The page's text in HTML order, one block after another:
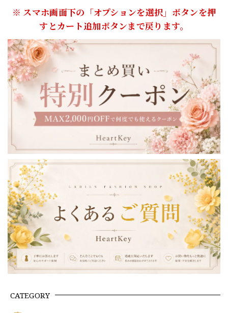
CATEGORY
※ スマホ画面下の「オプションを選択」ボタンを押
すとカート追加ボタンまで戻ります。